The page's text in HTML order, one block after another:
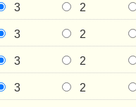
3 2
3 2
3 2
3 2